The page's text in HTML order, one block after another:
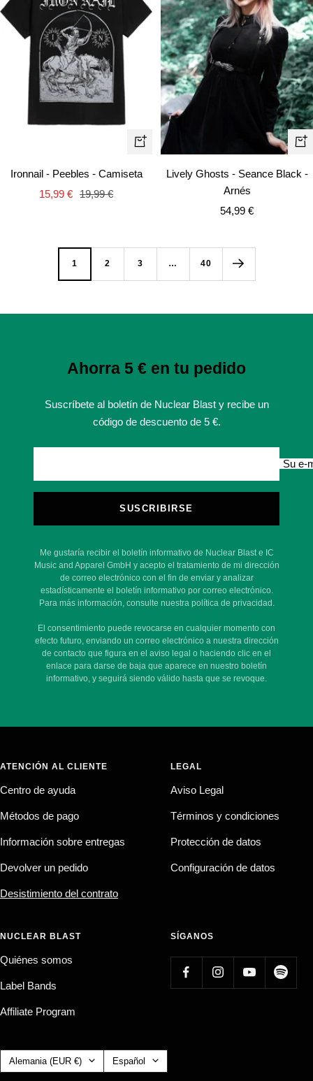
Vista
Ironnail - Peebles - Camiseta
Precio
15,99 € Precio
19,99 €
Lively Ghosts - Seance Black -
Arnés
Precio
venta
54,99 €
1 2 3 … 40
Ahorra 5 € en tu pedido
Suscríbete al boletín de Nuclear Blast y recibe un
código de descuento de 5 €.
Su e-
SUSCRIBIRSE
Me gustaría recibir el boletín informativo de Nuclear Blast e IC
Music and Apparel GmbH y acepto el tratamiento de mi dirección
de correo electrónico con el fin de enviar y analizar
estadísticamente el boletín informativo por correo electrónico.
Para más información, consulte nuestra política de privacidad.
El consentimiento puede revocarse en cualquier momento con
efecto futuro, enviando un correo electrónico a nuestra dirección
de contacto que figura en el aviso legal o haciendo clic en el
enlace para darse de baja que aparece en nuestro boletín
informativo, y seguirá siendo válido hasta que se revoque.
ATENCIÓN AL CLIENTE
Centro de ayuda
Métodos de pago
Información sobre entregas
Devolver un pedido
Desistimiento del contrato
LEGAL
Aviso Legal
Términos y condiciones
Protección de datos
Configuración de datos
NUCLEAR BLAST
Quiénes somos
Label Bands
Affiliate Program
SÍGANOS
País/región Alemania (EUR €) Idioma
Español